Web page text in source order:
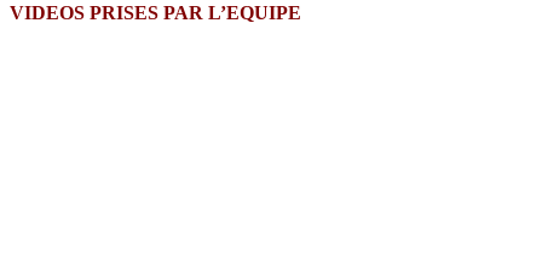
VIDEOS PRISES PAR L’EQUIPE